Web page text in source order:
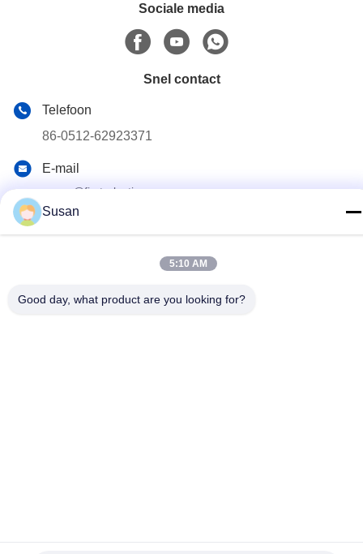
Sociale media
Snel contact
Telefoon
86-0512-62923371
E-mail
susan@first-plastic.com
Adres
Industrial Park Jiangsu China
Privacybeleid
Sitemap
Susan
5:10 AM
Good day, what product are you looking for?